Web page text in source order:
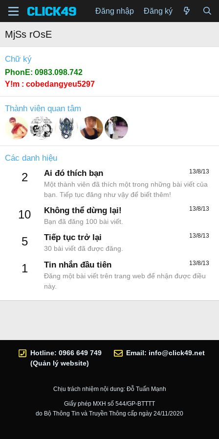
Đăng nhập Đăng ký
MjSs rOsE
Chữ ký
PhonE: 0983.098.742
Y!m : cobedangyeu5297
Thành viên quan tâm
Các danh hiệu
2 13/8/13
Ai đó thích bạn
Một thành viên đã thích một trong những bài viết của
bạn. Tiếp tục đăng như vậy để biết thêm!
10 13/8/13
Không thể dừng lại!
Bạn đã đăng 100 bài viết.
5 13/8/13
Tiếp tục trở lại
30 bài viết đã được đăng.
1 13/8/13
Tin nhắn đầu tiên
Đăng một bài viết trên trang web để nhận được điều
này.
Hotline: 0966 649 749
(Quản lý website)
Email: info@click49.net
Chịu trách nhiệm nội dung: Đỗ Tuấn Mạnh
Giấy phép MXH số 544/GP-BTTTT
do Bộ Thông Tin và Truyền Thông cấp ngày 24/11/2020